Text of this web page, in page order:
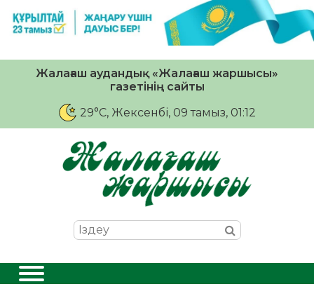
Жалағаш аудандық «Жалағаш жаршысы»
газетінің сайты
29°C, Жексенбі, 09 тамыз, 01:12